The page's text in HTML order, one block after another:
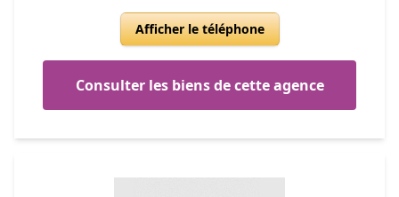
Afficher le téléphone
Consulter les biens de cette agence